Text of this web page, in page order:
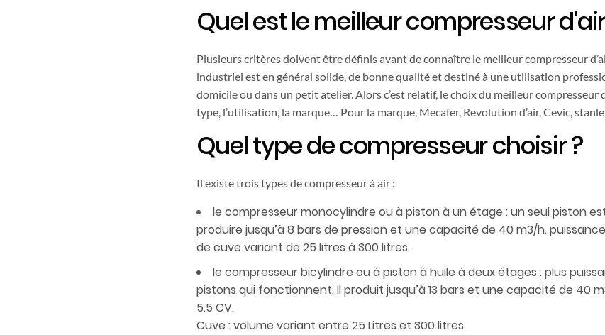
Quel est le meilleur compresseur
Plusieurs critères doivent être définis avant de connaître le meilleur compresseur
industriel est en général solide, de bonne qualité et destiné à une utilisation
domicile ou dans un petit atelier. Alors c’est relatif, le choix du meilleur compresseur
type, l’utilisation, la marque… Pour la marque, Mecafer, Revolution d’air, Cevic,
Quel type de compresseur choisir ?
Il existe trois types de compresseur à air :
le compresseur monocylindre ou à piston à un étage : un seul piston
produire jusqu’à 8 bars de pression et une capacité de 40 m3/h.
de cuve variant de 25 litres à 300 litres.
le compresseur bicylindre ou à piston à huile à deux étages : plus
pistons qui fonctionnent. Il produit jusqu’à 13 bars et une capacité de 40
5.5 CV.
Cuve : volume variant entre 25 Litres et 300 litres.